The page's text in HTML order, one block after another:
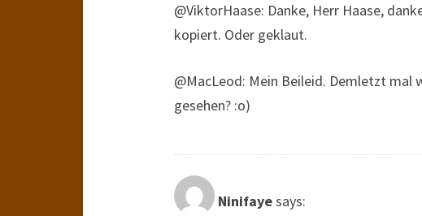
@ViktorHaase: Danke, Herr Haase,
kopiert. Oder geklaut.
@MacLeod: Mein Beileid. Demletzt mal
gesehen? :o)
Ninifayesays: